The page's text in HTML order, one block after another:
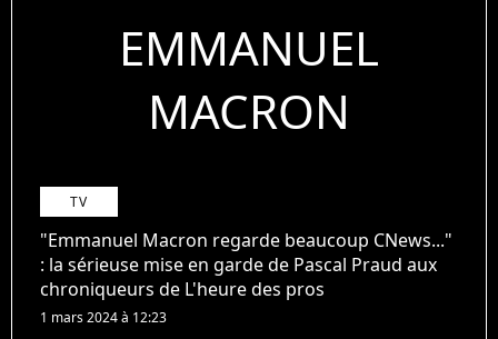
EMMANUEL
MACRON
TV
"Emmanuel Macron regarde beaucoup CNews..."
: la sérieuse mise en garde de Pascal Praud aux
chroniqueurs de L'heure des pros
1 mars 2024 à 12:23